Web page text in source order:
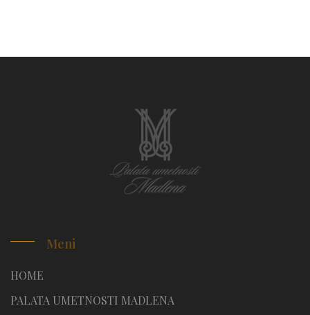
Meni
HOME
PALATA UMETNOSTI MADLENA